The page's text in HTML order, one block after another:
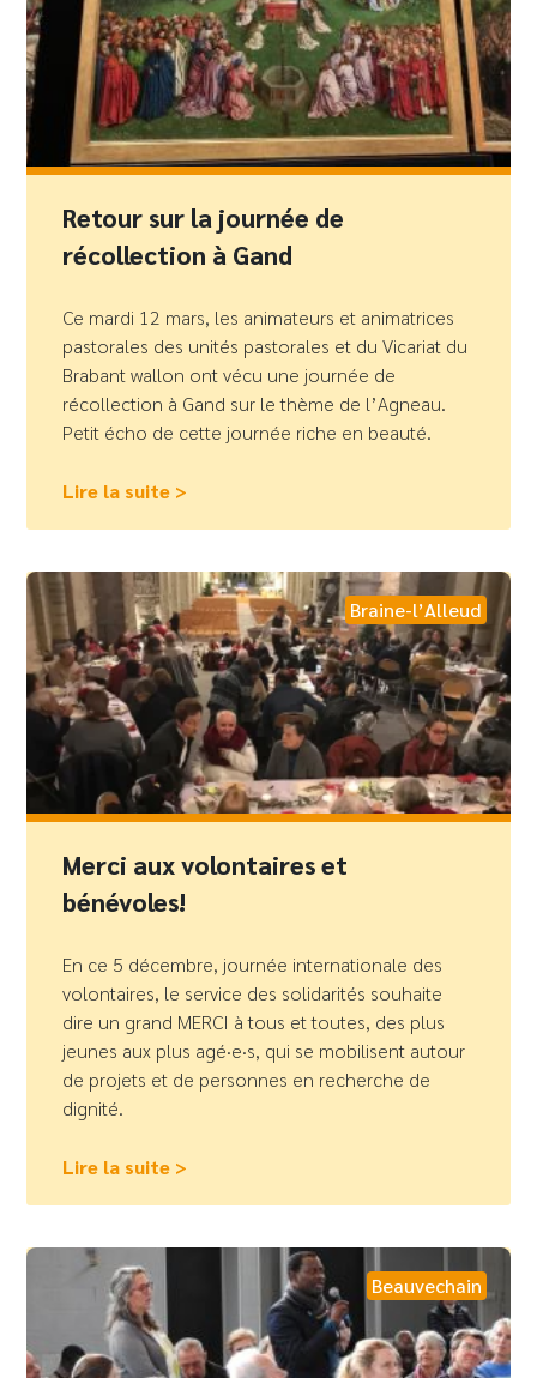
Retour sur la journée de
récollection à Gand
Ce mardi 12 mars, les animateurs et animatrices
pastorales des unités pastorales et du Vicariat du
Brabant wallon ont vécu une journée de
récollection à Gand sur le thème de l’Agneau.
Petit écho de cette journée riche en beauté.
Lire la suite >
Braine-l’Alleud
Merci aux volontaires et
bénévoles!
En ce 5 décembre, journée internationale des
volontaires, le service des solidarités souhaite
dire un grand MERCI à tous et toutes, des plus
jeunes aux plus agé·e·s, qui se mobilisent autour
de projets et de personnes en recherche de
dignité.
Lire la suite >
Beauvechain